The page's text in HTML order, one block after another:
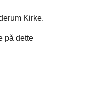
Kirke.
på dette